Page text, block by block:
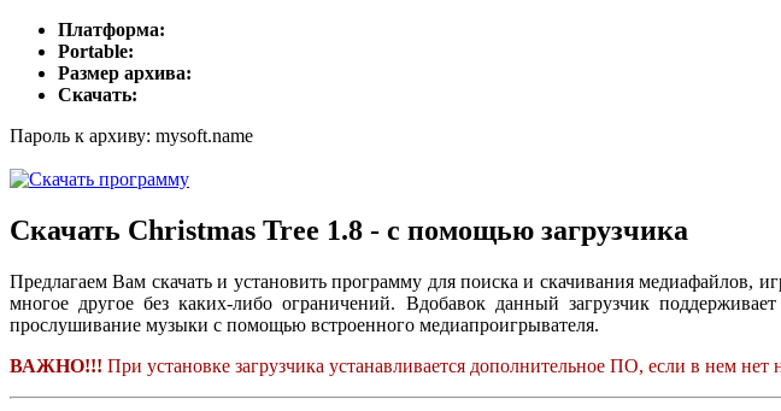
Платформа:
Portable:
Размер архива:
Скачать:
Пароль к архиву: mysoft.name
Скачать Christmas Tree 1.8 - с помощью загрузчика
Предлагаем Вам скачать и установить программу для поиска и скачивания
многое другое без каких-либо ограничений. Вдобавок данный загрузчик
прослушивание музыки с помощью встроенного медиапроигрывателя.
ВАЖНО!!! При установке загрузчика устанавливается дополнительное ПО, если в нем